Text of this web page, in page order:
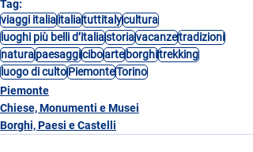
Tag:
viaggi italiaitaliatuttitalycultura
luoghi più belli d’italiastoriavacanzetradizioni
naturapaesaggiciboarteborghitrekking
luogo di cultoPiemonteTorino
Piemonte
Chiese, Monumenti e Musei
Borghi, Paesi e Castelli